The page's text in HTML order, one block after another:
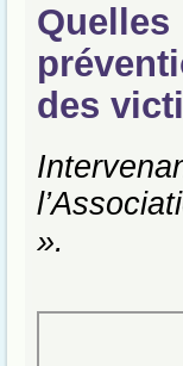
des
».